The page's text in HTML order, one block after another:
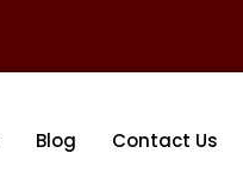
Blog Contact Us